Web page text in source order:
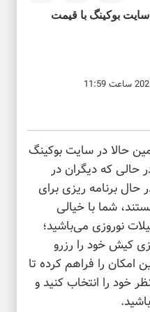
بوکینگ با قیمت
حالا در سایت بوکینگ
حالی که دیگران در
برنامه‌ ریزی برای
شما با خیالی
نوروزی می‌باشید؛
کیش خود را رزرو
امکان را فراهم کرده تا
خود را انتخاب کنید و